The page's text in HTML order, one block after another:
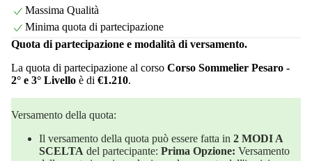
Massima Qualità
Minima quota di partecipazione
Quota di partecipazione e modalità di versamento.
La quota di partecipazione al corso Corso Sommelier Pesaro -
2° e 3° Livello è di €1.210.
Versamento della quota:
Il versamento della quota può essere fatta in 2 MODI A
SCELTA del partecipante: Prima Opzione: Versamento